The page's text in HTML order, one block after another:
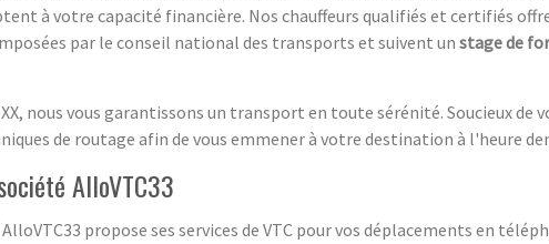
à votre capacité financière. Nos chauffeurs qualifiés et certifiés
par le conseil national des transports et suivent un stage de
XX, nous vous garantissons un transport en toute sérénité. Soucieux de
de routage afin de vous emmener à votre destination à l'heure
AlloVTC33
propose ses services de VTC pour vos déplacements en